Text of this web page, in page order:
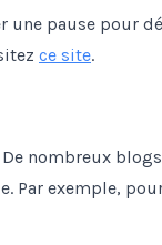
une pause pour
ce site.
nombreux
Par exemple,